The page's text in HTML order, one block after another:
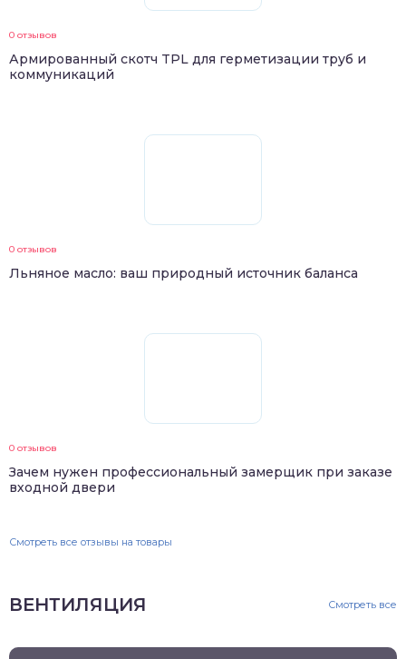
0 отзывов
Армированный скотч TPL для герметизации труб и
коммуникаций
0 отзывов
Льняное масло: ваш природный источник баланса
0 отзывов
Зачем нужен профессиональный замерщик при заказе
входной двери
Смотреть все отзывы на товары
ВЕНТИЛЯЦИЯ Смотреть все